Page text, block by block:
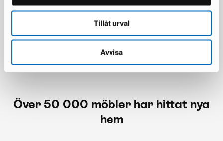
Tillåt urval
Avvisa
1 i lager · Nyskick
15 924 kr
1 i lager · Nyskick
Över 50 000 möbler har hittat nya
hem